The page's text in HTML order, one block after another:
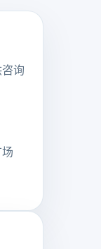
询